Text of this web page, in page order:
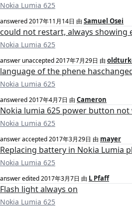
Nokia Lumia 625
answered2017年11月14日 由 Samuel Osei
could not restart, always
Nokia Lumia 625
answer unaccepted2017年7月29日 由
language of the phene
Nokia Lumia 625
answered2017年4月7日 由 Cameron
Nokia lumia 625 power button
Nokia Lumia 625
answer accepted2017年3月29日 由 mayer
Replacing battery in Nokia Lumia
Nokia Lumia 625
answer edited2017年3月7日 由 L Pfaff
Flash light always on
Nokia Lumia 625